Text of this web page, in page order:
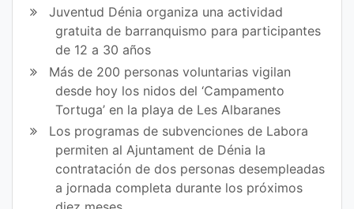
Juventud Dénia organiza una actividad
gratuita de barranquismo para participantes
de 12 a 30 años
Más de 200 personas voluntarias vigilan
desde hoy los nidos del ‘Campamento
Tortuga’ en la playa de Les Albaranes
Los programas de subvenciones de Labora
permiten al Ajuntament de Dénia la
contratación de dos personas desempleadas
a jornada completa durante los próximos